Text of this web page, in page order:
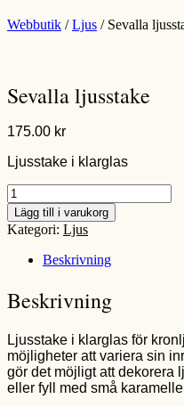
Webbutik /Ljus / Sevalla
Sevalla ljusstake
175.00 kr
Ljusstake i klarglas
Sevalla
ljusstake
mängd
Lägg till i varukorg
Kategori: Ljus
Beskrivning
Beskrivning
Ljusstake i klarglas för
möjligheter att variera sin
gör det möjligt att dekorera
eller fyll med små